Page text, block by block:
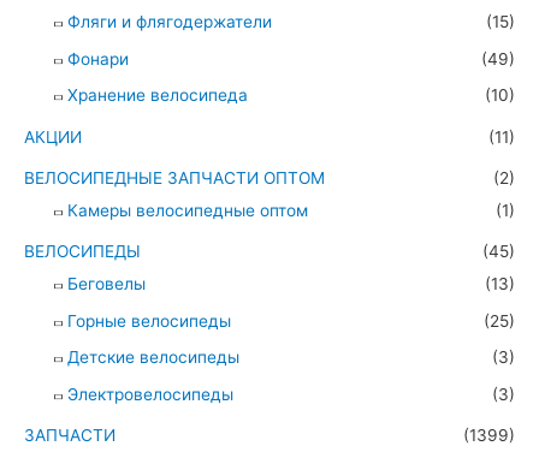
Фляги и флягодержатели
(15)
Фонари
(49)
Хранение велосипеда
(10)
АКЦИИ (11)
ВЕЛОСИПЕДНЫЕ ЗАПЧАСТИ ОПТОМ
(2)
Камеры велосипедные оптом
(1)
ВЕЛОСИПЕДЫ
(45)
Беговелы
(13)
Горные велосипеды
(25)
Детские велосипеды
(3)
Электровелосипеды
(3)
ЗАПЧАСТИ
(1399)